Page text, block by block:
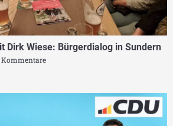
Dirk Wiese: Bürgerdialog in Sundern